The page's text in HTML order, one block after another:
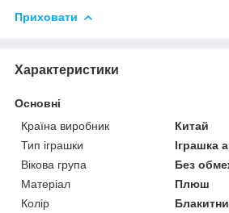
Приховати
Характеристики
Основні
Країна виробник
Китай
Тип іграшки
Іграшка
Вікова група
Без
Матеріал
Плюш
Колір